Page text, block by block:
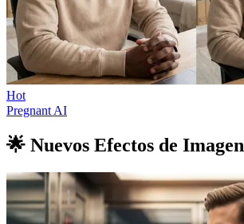
Hot
Pregnant AI
🌟 Nuevos Efectos de Imagen